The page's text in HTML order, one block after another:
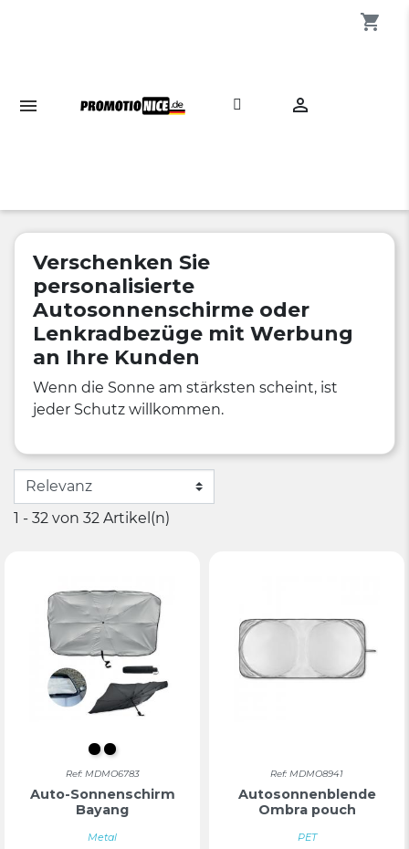

shopping_cart
Verschenken Sie
personalisierte
Autosonnenschirme oder
Lenkradbezüge mit Werbung
an Ihre Kunden
Wenn die Sonne am stärksten scheint, ist
jeder Schutz willkommen.
1 - 32 von 32 Artikel(n)
Schwarz
SCHWARZ
Ref: MDMO6783
Auto-Sonnenschirm
Bayang
Metal
Ref: MDMO8941
Autosonnenblende
Ombra pouch
PET